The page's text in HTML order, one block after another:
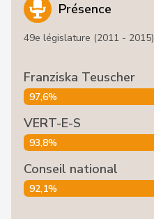
Présence
49e législature (2011 - 2015)
Franziska Teuscher
97,6%
VERT-E-S
93,8%
Conseil national
92,1%